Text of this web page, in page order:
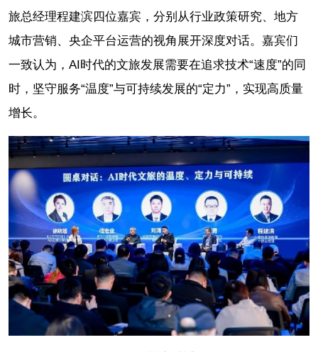
旅总经理程建滨四位嘉宾，分别从行业政策研究、地方
城市营销、央企平台运营的视角展开深度对话。嘉宾们
一致认为，AI时代的文旅发展需要在追求技术“速度”的同
时，坚守服务“温度”与可持续发展的“定力”，实现高质量
增长。